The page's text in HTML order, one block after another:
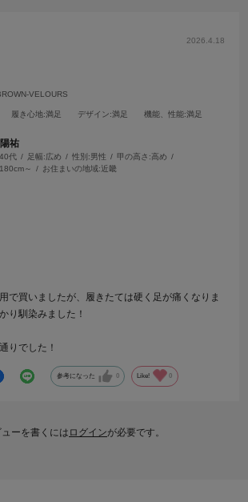
2026.4.18
VELOURS
履き心地:満足 デザイン:満足 機能、性能:満足
祐
40代 足幅:広め 性別:男性 甲の高さ:高め
180cm～ お住まいの地域:近畿
で買いましたが、履きたては硬く足が痛くなりま
り馴染みました！
りでした！
参考になった 0 Like! 0
ーを書くには ログインが必要です。